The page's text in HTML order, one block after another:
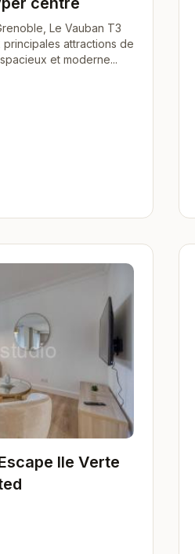
Le Vauban T3
attractions de
et moderne...
Ile Verte